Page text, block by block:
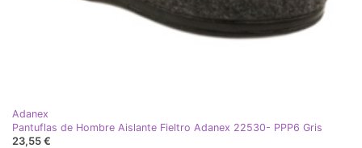
Adanex
Pantuflas de Hombre Aislante Fieltro Adanex 22530- PPP6 Gris
23,55 €